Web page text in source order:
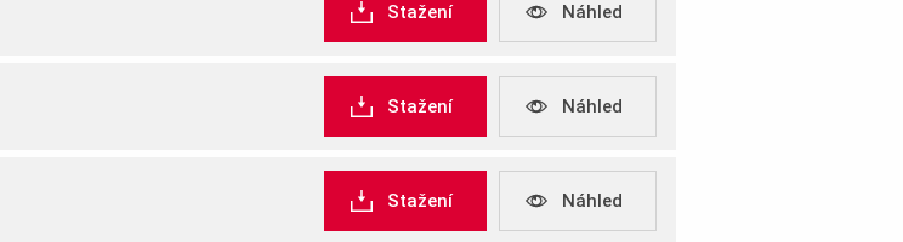
Stažení Náhled
Stažení Náhled
Stažení Náhled